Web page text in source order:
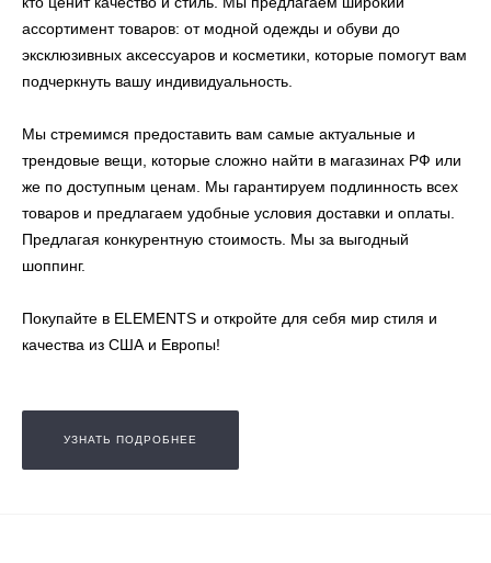
ассортимент товаров: от модной одежды и обуви до
эксклюзивных аксессуаров и косметики, которые помогут вам
подчеркнуть вашу индивидуальность.
Мы стремимся предоставить вам самые актуальные и
трендовые вещи, которые сложно найти в магазинах РФ или
же по доступным ценам. Мы гарантируем подлинность всех
товаров и предлагаем удобные условия доставки и оплаты.
Предлагая конкурентную стоимость. Мы за выгодный
шоппинг.
Покупайте в ELEMENTS и откройте для себя мир стиля и
качества из США и Европы!
УЗНАТЬ ПОДРОБНЕЕ